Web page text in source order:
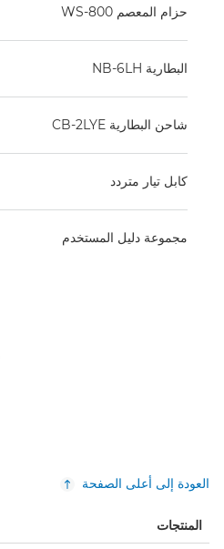
حزام المعصم WS-800
البطارية NB-6LH
شاحن البطارية CB-2LYE
كابل تيار متردد
مجموعة دليل المستخدم
العودة إلى أعلى الصفحة
المنتجات